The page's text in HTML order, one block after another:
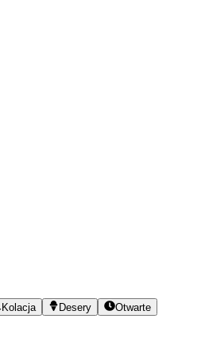
Kolacja Desery Otwarte